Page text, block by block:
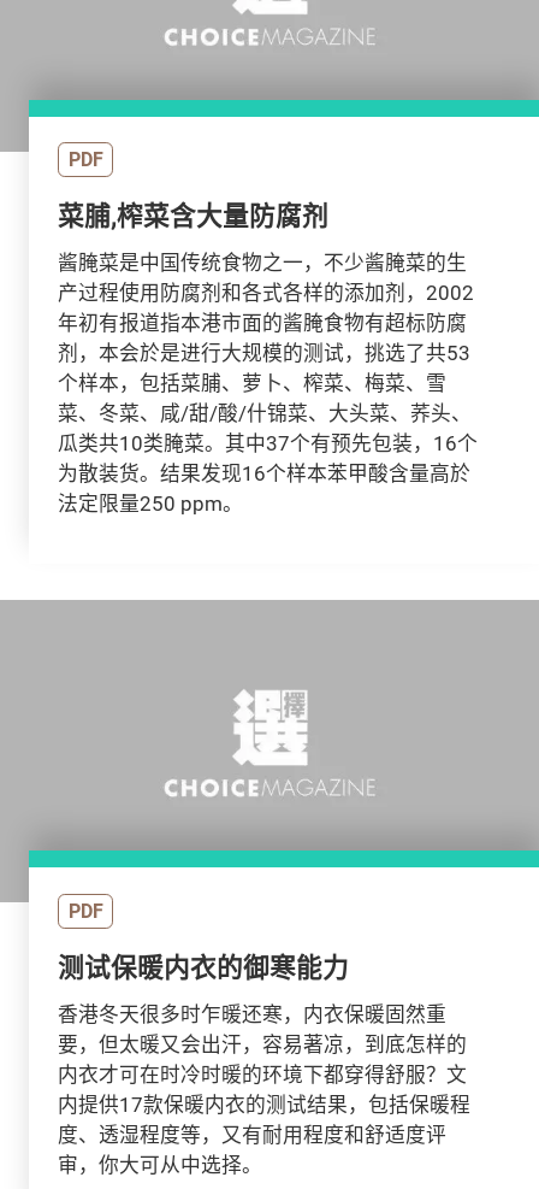
PDF
菜脯,榨菜含大量防腐剂
酱腌菜是中国传统食物之一，不少酱腌菜的生
产过程使用防腐剂和各式各样的添加剂，2002
年初有报道指本港市面的酱腌食物有超标防腐
剂，本会於是进行大规模的测试，挑选了共53
个样本，包括菜脯、萝卜、榨菜、梅菜、雪
菜、冬菜、咸/甜/酸/什锦菜、大头菜、荞头、
瓜类共10类腌菜。其中37个有预先包装，16个
为散装货。结果发现16个样本苯甲酸含量高於
法定限量250 ppm。
PDF
测试保暖内衣的御寒能力
香港冬天很多时乍暖还寒，内衣保暖固然重
要，但太暖又会出汗，容易著凉，到底怎样的
内衣才可在时冷时暖的环境下都穿得舒服？文
内提供17款保暖内衣的测试结果，包括保暖程
度、透湿程度等，又有耐用程度和舒适度评
审，你大可从中选择。